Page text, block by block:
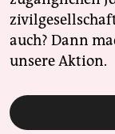
auch? Dann
unsere Aktion.